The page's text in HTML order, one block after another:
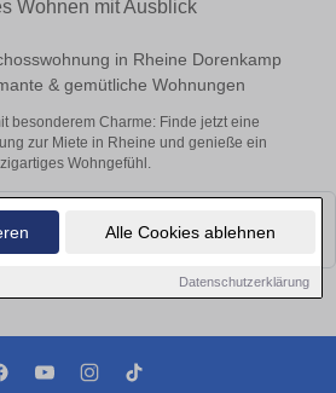
Alle Cookies ablehnen
Datenschutzerklärung
Wohnen mit Ausblick
in Rheine Dorenkamp
& gemütliche Wohnungen
besonderem Charme: Finde jetzt eine
zur Miete in Rheine und genieße ein
Wohngefühl.
passenden Objekte finden. Schauen Sie